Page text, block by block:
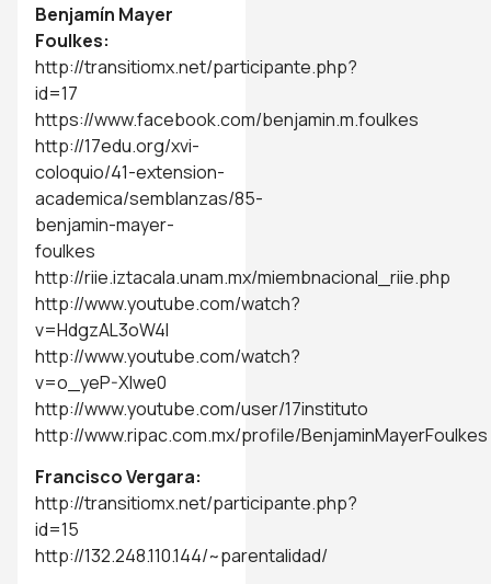
Benjamín Mayer
Foulkes:
http://transitiomx.net/participante.php?
id=17
https://www.facebook.com/benjamin.m.foulkes
http://17edu.org/xvi-
coloquio/41-extension-
academica/semblanzas/85-
benjamin-mayer-
foulkes
http://riie.iztacala.unam.mx/miembnacional_riie.php
http://www.youtube.com/watch?
v=HdgzAL3oW4I
http://www.youtube.com/watch?
v=o_yeP-XIwe0
http://www.youtube.com/user/17instituto
http://www.ripac.com.mx/profile/BenjaminMayerFoulkes
Francisco Vergara:
http://transitiomx.net/participante.php?
id=15
http://132.248.110.144/~parentalidad/